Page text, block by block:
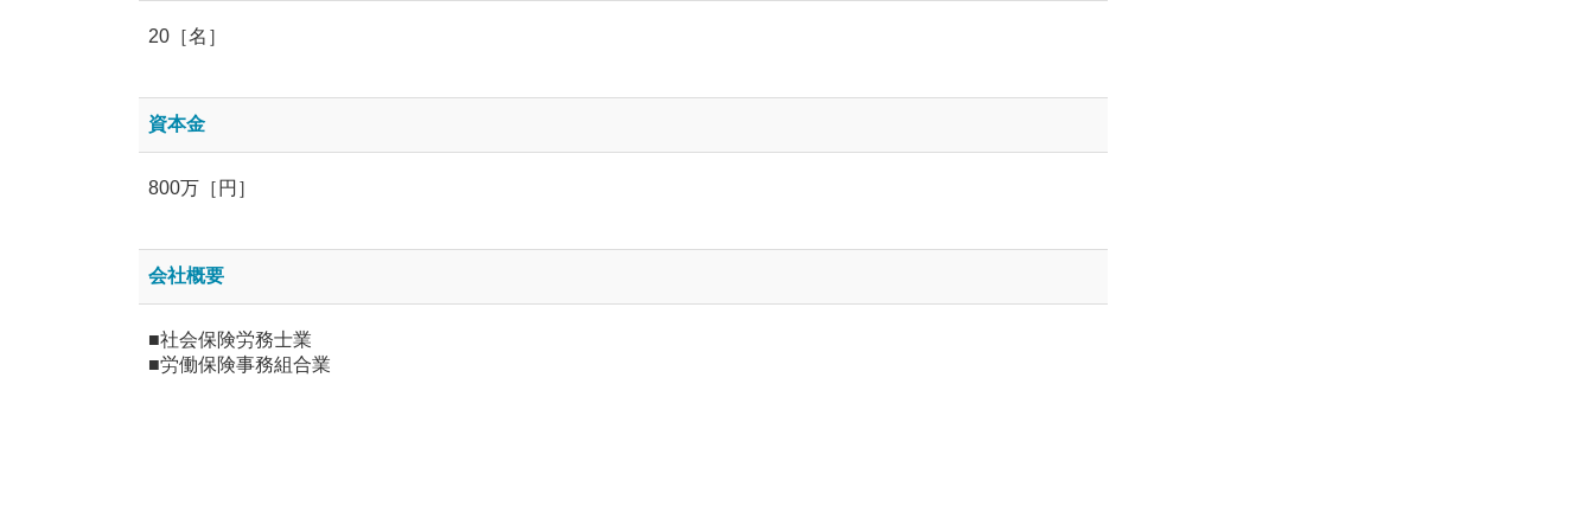
20［名］
資本金
800万［円］
会社概要
■社会保険労務士業
■労働保険事務組合業